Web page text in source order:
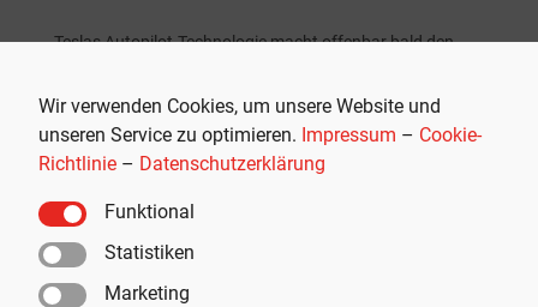
Wir verwenden Cookies, um unsere Website und
unseren Service zu optimieren. Impressum – Cookie-
Richtlinie – Datenschutzerklärung
Funktional
Statistiken
Marketing
Teslas Autopilot-Technologie macht offenbar bald den
(Full Self-Driving) noch Ende dieses Jahres in Deutschland
starten – als Level-4-System. Werbung: Zubehör für Ihren
Tesla mit 10 % Rabatt jetzt...